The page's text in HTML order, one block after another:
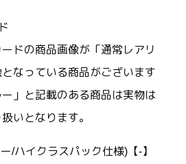
ドの商品画像が「通常レアリ
なっている商品がございます
」と記載のある商品は実物は
いとなります。
/ハイクラスパック仕様)【-】